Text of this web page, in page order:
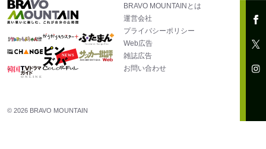
BRAVO MOUNTAINとは
運営会社
プライバシーポリシー
Web広告
雑誌広告
お問い合わせ
© 2026 BRAVO MOUNTAIN